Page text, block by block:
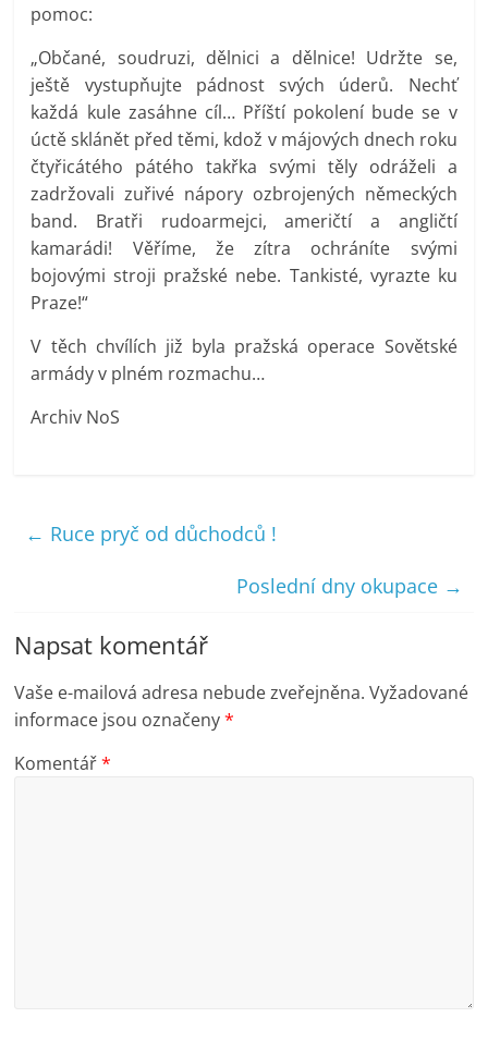
pomoc:
„Občané, soudruzi, dělnici a dělnice! Udržte se,
ještě vystupňujte pádnost svých úderů. Nechť
každá kule zasáhne cíl… Příští pokolení bude se v
úctě sklánět před těmi, kdož v májových dnech roku
čtyřicátého pátého takřka svými těly odráželi a
zadržovali zuřivé nápory ozbrojených německých
band. Bratři rudoarmejci, američtí a angličtí
kamarádi! Věříme, že zítra ochráníte svými
bojovými stroji pražské nebe. Tankisté, vyrazte ku
Praze!“
V těch chvílích již byla pražská operace Sovětské
armády v plném rozmachu…
Archiv NoS
← Ruce pryč od důchodců !
Poslední dny okupace →
Napsat komentář
Vaše e-mailová adresa nebude zveřejněna. Vyžadované
informace jsou označeny*
Komentář*